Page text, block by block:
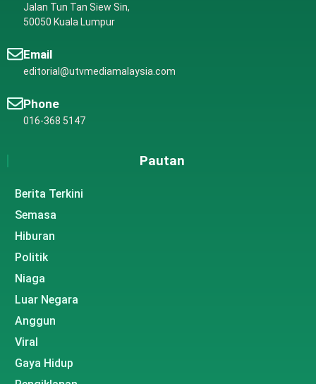
Jalan Tun Tan Siew Sin,
50050 Kuala Lumpur
Email
editorial@utvmediamalaysia.com
Phone
016-368 5147
Pautan
Berita Terkini
Semasa
Hiburan
Politik
Niaga
Luar Negara
Anggun
Viral
Gaya Hidup